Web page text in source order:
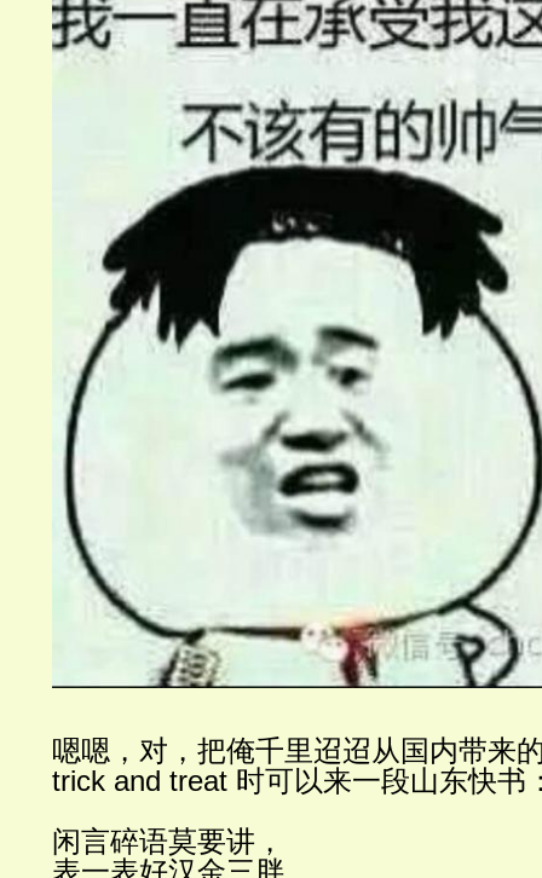
嗯嗯，对，把俺千里迢迢从国内带来
trick and treat 时可以来一段山东快书
闲言碎语莫要讲，
表一表好汉金三胖。